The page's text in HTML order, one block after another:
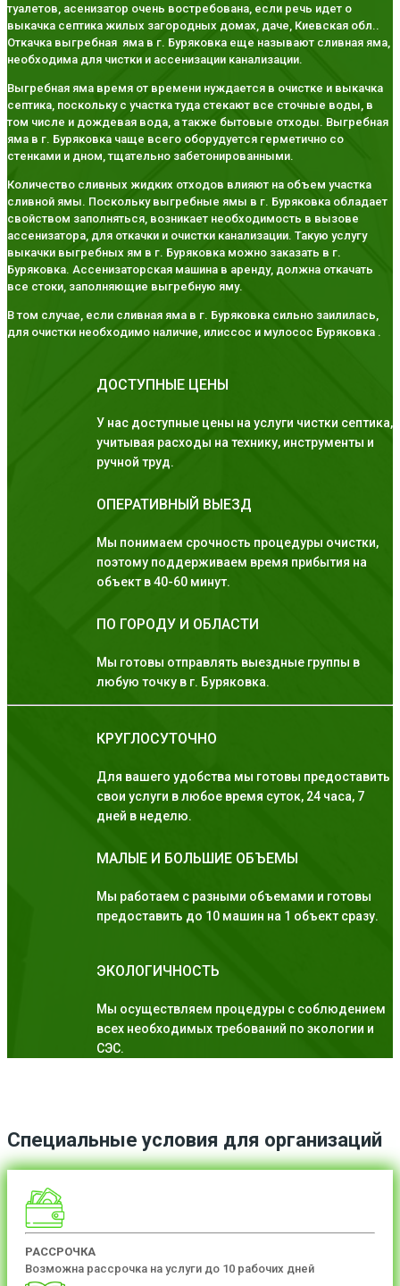
туалетов, асенизатор очень востребована, если речь идет о
выкачка септика жилых загородных домах, даче, Киевская обл..
Откачка выгребная яма в г. Буряковка еще называют сливная яма,
необходима для чистки и ассенизации канализации.
Выгребная яма время от времени нуждается в очистке и выкачка
септика, поскольку с участка туда стекают все сточные воды, в
том числе и дождевая вода, а также бытовые отходы. Выгребная
яма в г. Буряковка чаще всего оборудуется герметично со
стенками и дном, тщательно забетонированными.
Количество сливных жидких отходов влияют на объем участка
сливной ямы. Поскольку выгребные ямы в г. Буряковка обладает
свойством заполняться, возникает необходимость в вызове
ассенизатора, для откачки и очистки канализации. Такую услугу
выкачки выгребных ям в г. Буряковка можно заказать в г.
Буряковка. Ассенизаторская машина в аренду, должна откачать
все стоки, заполняющие выгребную яму.
В том случае, если сливная яма в г. Буряковка сильно заилилась,
для очистки необходимо наличие, илиссос и мулосос Буряковка .
ДОСТУПНЫЕ ЦЕНЫ
У нас доступные цены на услуги чистки септика,
учитывая расходы на технику, инструменты и
ручной труд.
ОПЕРАТИВНЫЙ ВЫЕЗД
Мы понимаем срочность процедуры очистки,
поэтому поддерживаем время прибытия на
объект в 40-60 минут.
ПО ГОРОДУ И ОБЛАСТИ
Мы готовы отправлять выездные группы в
любую точку в г. Буряковка.
КРУГЛОСУТОЧНО
Для вашего удобства мы готовы предоставить
свои услуги в любое время суток, 24 часа, 7
дней в неделю.
МАЛЫЕ И БОЛЬШИЕ ОБЪЕМЫ
Мы работаем с разными объемами и готовы
предоставить до 10 машин на 1 объект сразу.
ЭКОЛОГИЧНОСТЬ
Мы осуществляем процедуры с соблюдением
всех необходимых требований по экологии и
СЭС.
Специальные условия для организаций
РАССРОЧКА
Возможна рассрочка на услуги до 10 рабочих дней